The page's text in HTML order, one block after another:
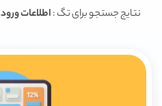
نتایج جستجو برای تگ :اطلاعات ورود